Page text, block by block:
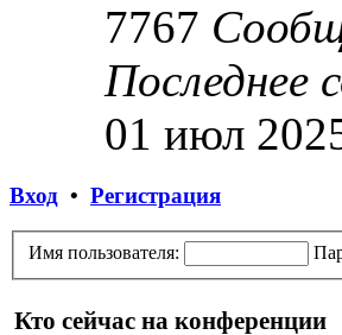
7767
Последнее
01 июл
Вход • Регистрация
Имя пользователя:
Кто сейчас на конференции